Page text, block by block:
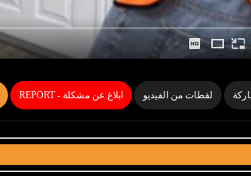
REPORT - ابلاغ عن مشكلة لقطات من الفيديو